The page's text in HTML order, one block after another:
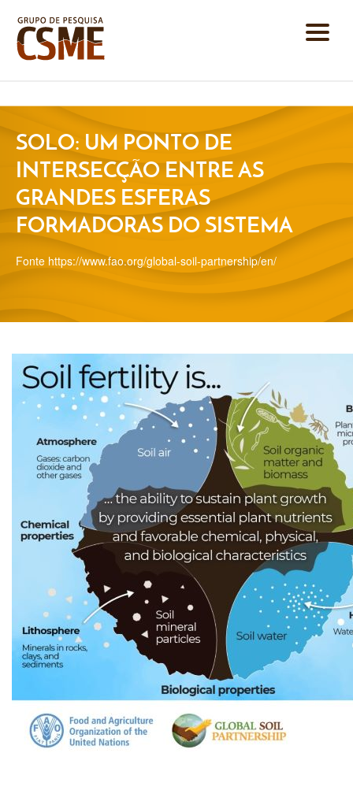
SOLO: UM PONTO DE
INTERSECÇÃO ENTRE AS
GRANDES ESFERAS
FORMADORAS DO SISTEMA
Fonte https://www.fao.org/global-soil-partnership/en/